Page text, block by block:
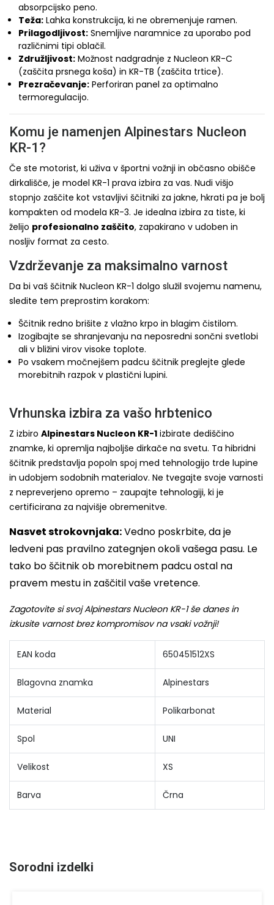
absorpcijsko peno.
Teža: Lahka konstrukcija, ki ne obremenjuje ramen.
Prilagodljivost: Snemljive naramnice za uporabo pod
različnimi tipi oblačil.
Združljivost: Možnost nadgradnje z Nucleon KR-C
(zaščita prsnega koša) in KR-TB (zaščita trtice).
Prezračevanje: Perforiran panel za optimalno
termoregulacijo.
Komu je namenjen Alpinestars Nucleon
KR-1?
Če ste motorist, ki uživa v športni vožnji in občasno obišče
dirkališče, je model KR-1 prava izbira za vas. Nudi višjo
stopnjo zaščite kot vstavljivi ščitniki za jakne, hkrati pa je bolj
kompakten od modela KR-3. Je idealna izbira za tiste, ki
želijo profesionalno zaščito, zapakirano v udoben in
nosljiv format za cesto.
Vzdrževanje za maksimalno varnost
Da bi vaš ščitnik Nucleon KR-1 dolgo služil svojemu namenu,
sledite tem preprostim korakom:
Ščitnik redno brišite z vlažno krpo in blagim čistilom.
Izogibajte se shranjevanju na neposredni sončni svetlobi
ali v bližini virov visoke toplote.
Po vsakem močnejšem padcu ščitnik preglejte glede
morebitnih razpok v plastični lupini.
Vrhunska izbira za vašo hrbtenico
Z izbiro Alpinestars Nucleon KR-1 izbirate dediščino
znamke, ki opremlja najboljše dirkače na svetu. Ta hibridni
ščitnik predstavlja popoln spoj med tehnologijo trde lupine
in udobjem sodobnih materialov. Ne tvegajte svoje varnosti
z nepreverjeno opremo – zaupajte tehnologiji, ki je
certificirana za najvišje obremenitve.
Nasvet strokovnjaka:Vedno poskrbite, da je
ledveni pas pravilno zategnjen okoli vašega pasu. Le
tako bo ščitnik ob morebitnem padcu ostal na
pravem mestu in zaščitil vaše vretence.
Zagotovite si svoj Alpinestars Nucleon KR-1 še danes in
izkusite varnost brez kompromisov na vsaki vožnji!
EAN koda 650451512XS
Blagovna znamka Alpinestars
Material Polikarbonat
Spol UNI
Velikost XS
Barva Črna
Sorodni izdelki